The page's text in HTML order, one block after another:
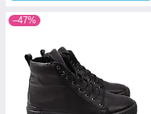
–47%